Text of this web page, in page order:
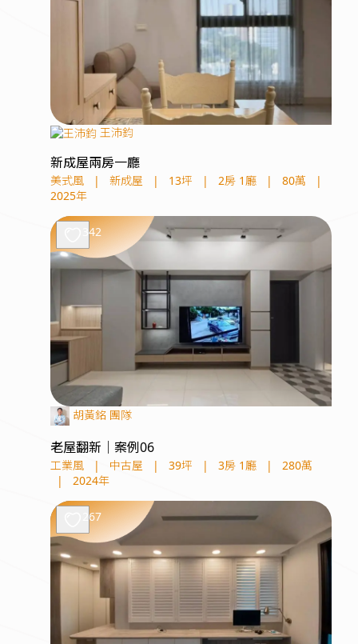
王沛鈞
新成屋兩房一廳
美式風 | 新成屋 | 13坪 | 2房 1廳 | 80萬
|
2025年
342
胡黃銘 團隊
老屋翻新｜案例06
工業風 | 中古屋 | 39坪 | 3房 1廳 |
280萬
|
2024年
267